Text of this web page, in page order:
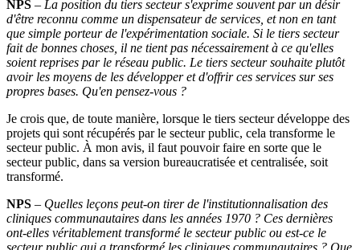
NPS – La position du tiers secteur s'exprime souvent par un désir
d'être reconnu comme un dispensateur de services, et non en tant
que simple porteur de l'expérimentation sociale. Si le tiers secteur
fait de bonnes choses, il ne tient pas nécessairement à ce qu'elles
soient reprises par le réseau public. Le tiers secteur souhaite plutôt
avoir les moyens de les développer et d'offrir ces services sur ses
propres bases. Qu'en pensez-vous ?
Je crois que, de toute manière, lorsque le tiers secteur développe des
projets qui sont récupérés par le secteur public, cela transforme le
secteur public. À mon avis, il faut pouvoir faire en sorte que le
secteur public, dans sa version bureaucratisée et centralisée, soit
transformé.
NPS – Quelles leçons peut-on tirer de l'institutionnalisation des
cliniques communautaires dans les années 1970 ? Ces dernières
ont-elles véritablement transformé le secteur public ou est-ce le
secteur public qui a transformé les cliniques communautaires ? Que